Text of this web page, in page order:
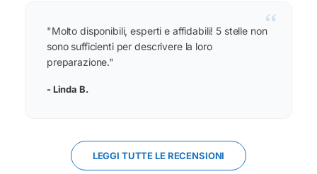
“
"Molto disponibili, esperti e affidabili! 5 stelle non
sono sufficienti per descrivere la loro
preparazione."
- Linda B.
LEGGI TUTTE LE RECENSIONI